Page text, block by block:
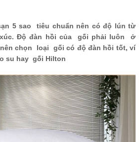
5 sao tiêu chuẩn nên có độ lún từ
xúc. Độ đàn hồi của gối phải luôn ở
chọn loại gối có độ đàn hồi tốt, ví
su hay gối Hilton